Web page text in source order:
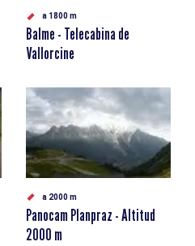
a 1800 m
Balme - Telecabina de
Vallorcine
a 2000 m
Panocam Planpraz - Altitud
2000 m